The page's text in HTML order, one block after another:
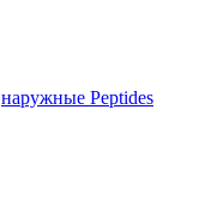
наружные Peptides